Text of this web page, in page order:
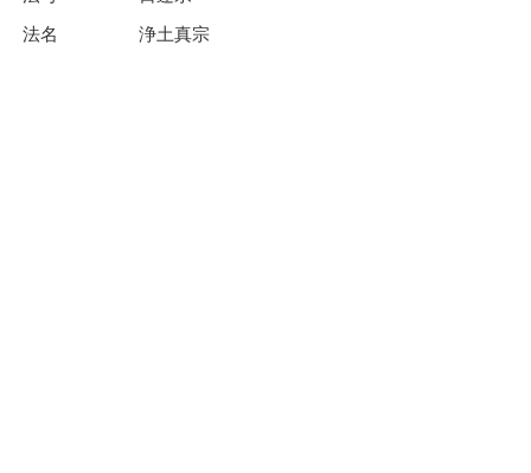
法名
浄土真宗